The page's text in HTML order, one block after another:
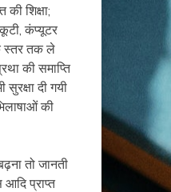
की शिक्षा;
कंप्यूटर
स्तर तक ले
की समाप्ति
दी गयी
की
तो जानती
प्राप्त